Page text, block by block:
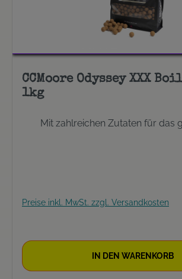
CCMoore Odyssey XXX
1kg
Mit zahlreichen Zutaten für das
Preise inkl. MwSt. zzgl. Versandkosten
IN DEN WARENKORB